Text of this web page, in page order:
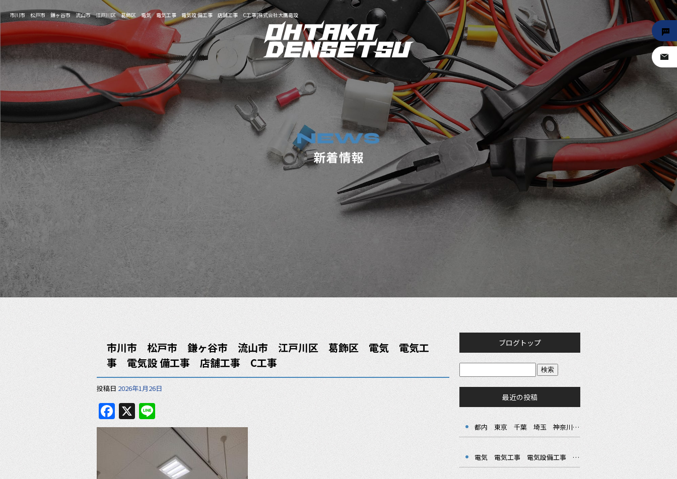
市川市 松戸市 鎌ヶ谷市 流山市 江戸川区 葛飾区 電気 電気工事 電気設 備工事 店舗工事 C工事|株式会社大鷹電設
市川市 松戸市 鎌ヶ谷市 流山市 江戸川区 葛飾区 電気 電気工
事 電気設 備工事 店舗工事 C工事
投稿日 2026年1月26日
F
a
X
n
ブログトップ
最近の投稿
都内 東京 千葉 埼玉 神奈川 港区 渋谷区 千代田区 江戸川区 江東区 電気工事 テナント工事 C工事
電気 電気工事 電気設備工事 都内 千葉県 埼玉県 松戸市 市川市 船橋市 鎌ヶ谷市 葛飾 江戸川 港区 渋谷区 新宿区 テナント工事 店舗工事